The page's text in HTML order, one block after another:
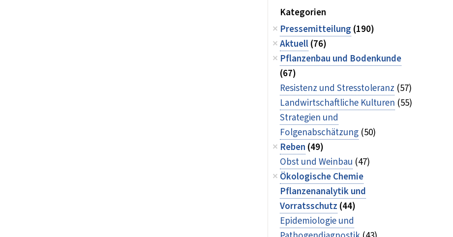
Kategorien
Pressemitteilung (190)
Aktuell(76)
Pflanzenbau und Bodenkunde
(67)
Resistenz und Stresstoleranz (57)
Landwirtschaftliche Kulturen (55)
Strategien und
Folgenabschätzung (50)
Reben (49)
Obst und Weinbau (47)
Ökologische Chemie
Pflanzenanalytik und
Vorratsschutz (44)
Epidemiologie und